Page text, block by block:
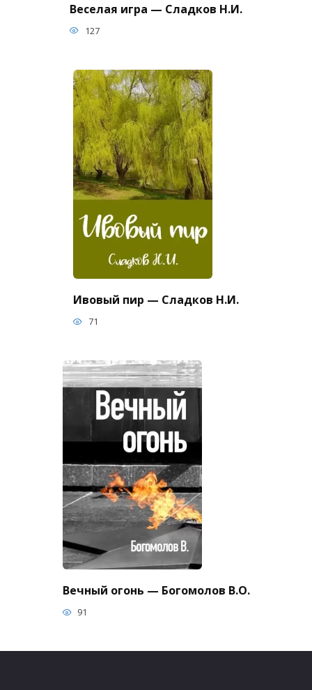
Веселая игра — Сладков Н.И.
127
Ивовый пир — Сладков Н.И.
71
Вечный огонь — Богомолов В.О.
91